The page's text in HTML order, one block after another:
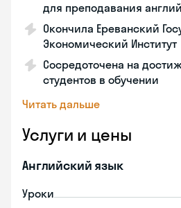
для преподавания
Окончила Ереванский
Экономический Институт
Сосредоточена на
студентов в обучении
Читать дальше
Услуги и цены
Английский язык
Уроки